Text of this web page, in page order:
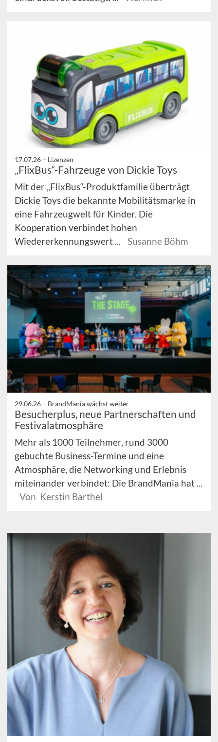
17.07.26 – Lizenzen
„FlixBus“-Fahrzeuge von Dickie Toys
Mit der „FlixBus“-Produktfamilie überträgt
Dickie Toys die bekannte Mobilitätsmarke in
eine Fahrzeugwelt für Kinder. Die
Kooperation verbindet hohen
Wiedererkennungswert ...
Susanne Böhm
29.06.26 – BrandMania wächst weiter
Besucherplus, neue Partnerschaften und
Festivalatmosphäre
Mehr als 1000 Teilnehmer, rund 3000
gebuchte Business-Termine und eine
Atmosphäre, die Networking und Erlebnis
miteinander verbindet: Die BrandMania hat ...
Von Kerstin Barthel